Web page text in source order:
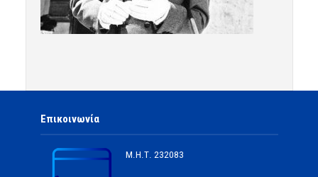
Επικοινωνία
Μ.Η.Τ. 232083